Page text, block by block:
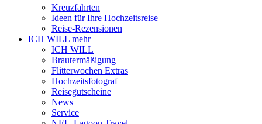
Kreuzfahrten
Ideen für Ihre Hochzeitsreise
Reise-Rezensionen
ICH WILL mehr
ICH WILL
Brautermäßigung
Flitterwochen Extras
Hochzeitsfotograf
Reisegutscheine
News
Service